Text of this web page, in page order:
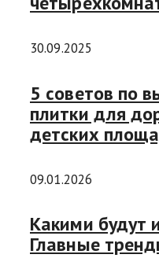
30.09.2025
5 советов по
плитки для
детских
09.01.2026
Какими будут
Главные